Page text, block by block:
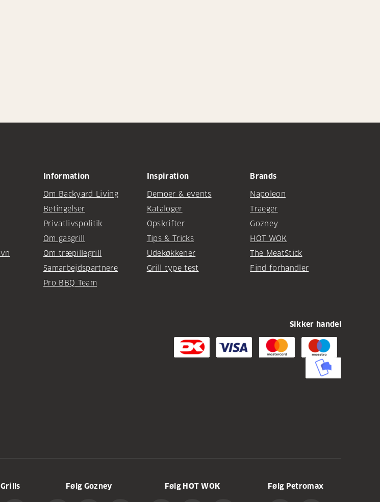
Information
Om Backyard Living
Betingelser
Privatlivspolitik
Om gasgrill
Om træpillegrill
Samarbejdspartnere
Pro BBQ Team
Inspiration
Demoer & events
Kataloger
Opskrifter
Tips & Tricks
Udekøkkener
Grill type test
Brands
Napoleon
Traeger
Gozney
HOT WOK
The MeatStick
Find forhandler
Sikker handel
Følg Gozney Følg HOT WOK Følg Petromax